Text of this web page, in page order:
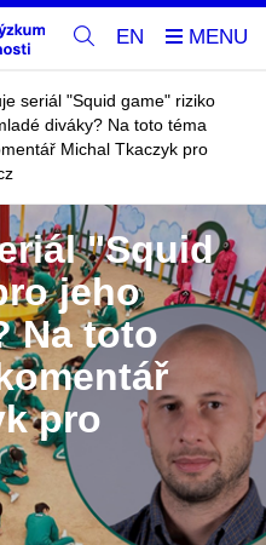
EN
seriál "Squid game" riziko
diváky? Na toto téma
Michal Tkaczyk pro
"Squid
jeho
Na toto
pro